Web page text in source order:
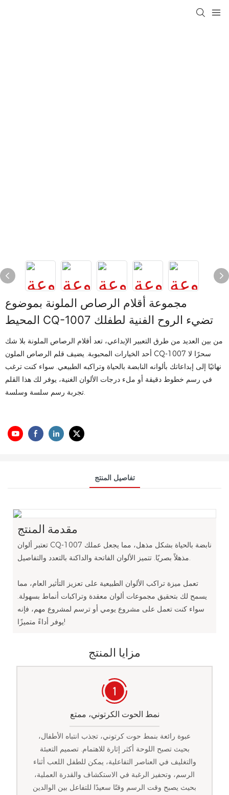
مجموعة أقلام الرصاص الملونة بموضوع
المحيط CQ-1007 تضيء الروح الفنية لطفلك
من بين العديد من طرق التعبير الإبداعي، تعد أقلام الرصاص الملونة بلا شك
أحد الخيارات المحبوبة. يضيف قلم الرصاص الملون CQ-1007 سحرًا لا
نهائيًا إلى إبداعاتك بألوانه النابضة بالحياة وتراكبه الطبيعي. سواء كنت ترغب
في رسم خطوط دقيقة أو ملء درجات الألوان الغنية، يوفر لك هذا القلم
تجربة رسم سلسة وسلسة.
تفاصيل المنتج
مقدمة المنتج
تعتبر ألوان CQ-1007 نابضة بالحياة بشكل مذهل، مما يجعل عملك
مذهلاً بصريًا. تتميز الألوان الفاتحة والداكنة بالتعدد والتفاصيل.
تعمل ميزة تراكب الألوان الطبيعية على تعزيز التأثير العام، مما
يسمح لك بتحقيق مجموعات ألوان معقدة وتراكبات أنماط بسهولة.
سواء كنت تعمل على مشروع يومي أو ترسم لمشروع مهم، فإنه
يوفر أداءً متميزًا!
مزايا المنتج
نمط الحوت الكرتوني، ممتع
عبوة رائعة بنمط حوت كرتوني، تجذب انتباه الأطفال،
بحيث تصبح اللوحة أكثر إثارة للاهتمام. تصميم التعبئة
والتغليف في العناصر التفاعلية، يمكن للطفل اللعب أثناء
الرسم، وتحفيز الرغبة في الاستكشاف والقدرة العملية،
بحيث يصبح وقت الرسم وقتًا سعيدًا للتفاعل بين الوالدين